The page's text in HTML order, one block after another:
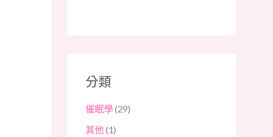
分類
催眠學 (29)
其他(1)